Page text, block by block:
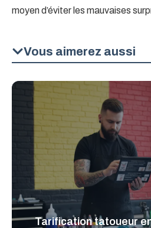
moyen d’éviter les mauvaises
Vous aimerez aussi
Tarification tatoueur